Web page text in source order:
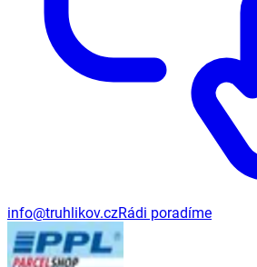
info@truhlikov.czRádi poradíme